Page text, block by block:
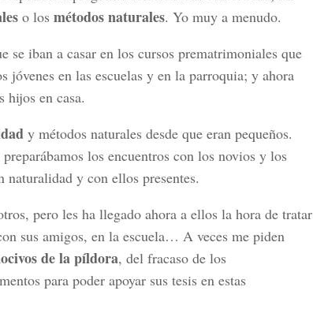
o los métodos naturales. Yo muy a menudo.
iban a casar en los cursos prematrimoniales que
en las escuelas y en la parroquia; y ahora
hijos en casa.
y métodos naturales desde que eran pequeños.
los encuentros con los novios y los
naturalidad y con ellos presentes.
pero les ha llegado ahora a ellos la hora de tratar
sus amigos, en la escuela… A veces me piden
de la píldora, del fracaso de los
para poder apoyar sus tesis en estas